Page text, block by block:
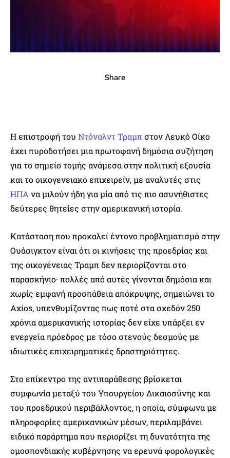
Share
Η επιστροφή του Ντόναλντ Τραμπ στον Λευκό Οίκο
έχει πυροδοτήσει μια πρωτοφανή δημόσια συζήτηση
για το σημείο τομής ανάμεσα στην πολιτική εξουσία
και το οικογενειακό επιχειρείν, με αναλυτές στις
ΗΠΑ να μιλούν ήδη για μία από τις πιο ασυνήθιστες
δεύτερες θητείες στην αμερικανική ιστορία.
Κατάσταση που προκαλεί έντονο προβληματισμό στην
Ουάσιγκτον είναι ότι οι κινήσεις της προεδρίας και
της οικογένειας Τραμπ δεν περιορίζονται στο
παρασκήνιο· πολλές από αυτές γίνονται δημόσια και
χωρίς εμφανή προσπάθεια απόκρυψης, σημειώνει το
Axios, υπενθυμίζοντας πως ποτέ στα σχεδόν 250
χρόνια αμερικανικής ιστορίας δεν είχε υπάρξει εν
ενεργεία πρόεδρος με τόσο στενούς δεσμούς με
ιδιωτικές επιχειρηματικές δραστηριότητες.
Στο επίκεντρο της αντιπαράθεσης βρίσκεται
συμφωνία μεταξύ του Υπουργείου Δικαιοσύνης και
του προεδρικού περιβάλλοντος, η οποία, σύμφωνα με
πληροφορίες αμερικανικών μέσων, περιλαμβάνει
ειδικό παράρτημα που περιορίζει τη δυνατότητα της
ομοσπονδιακής κυβέρνησης να ερευνά φορολογικές